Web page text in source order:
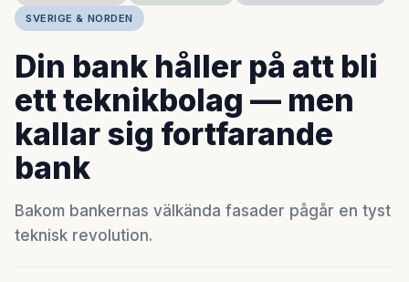
SVERIGE & NORDEN
Din bank håller på att bli
ett teknikbolag — men
kallar sig fortfarande
bank
Bakom bankernas välkända fasader pågår en tyst
teknisk revolution.